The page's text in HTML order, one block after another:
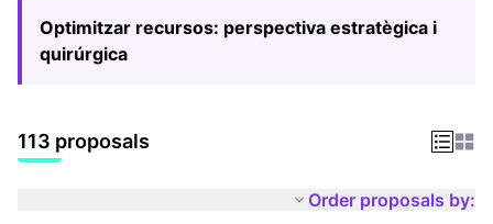
Optimitzar recursos: perspectiva estratègica i
quirúrgica
113 proposals
Order proposals by: